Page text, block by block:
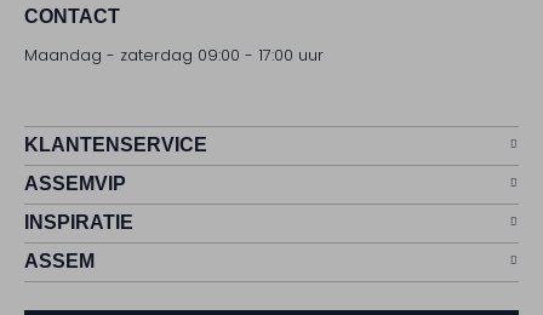
CONTACT
Maandag - zaterdag 09:00 - 17:00 uur
KLANTENSERVICE
ASSEMVIP
INSPIRATIE
ASSEM